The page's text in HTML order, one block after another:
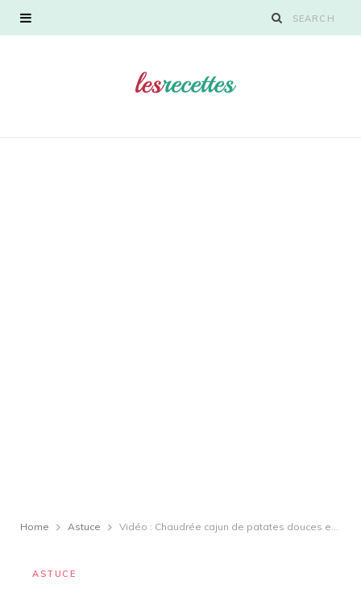
Home Astuce Vidéo : Chaudrée cajun de patates douces et de pois chiches
ASTUCE